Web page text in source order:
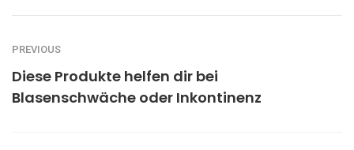
PREVIOUS
Diese Produkte helfen dir bei
Blasenschwäche oder Inkontinenz